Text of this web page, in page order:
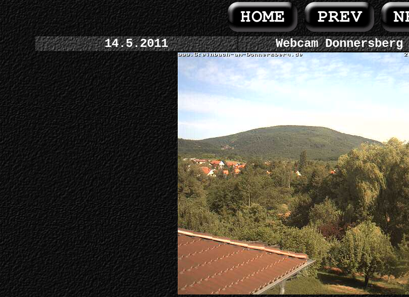
14.5.2011 Webcam Donnersberg